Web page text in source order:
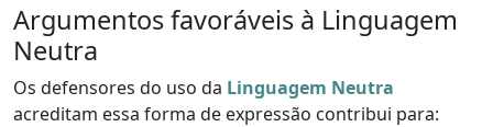
Argumentos favoráveis à Linguagem
Neutra
Os defensores do uso da Linguagem Neutra
acreditam essa forma de expressão contribui para: